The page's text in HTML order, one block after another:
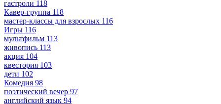
гастроли 118
Кавер-группа 118
мастер-классы для взрослых 116
Игры 116
мультфильм 113
живопись 113
акция 104
квестория 103
дети 102
Комедия 98
поэтический вечер 97
английский язык 94